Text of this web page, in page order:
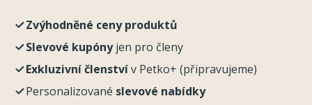
Zvýhodněné ceny produktů
Slevové kupónyjen pro členy
Exkluzivní členstvív Petko+ (připravujeme)
Personalizované slevové nabídky